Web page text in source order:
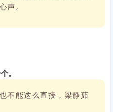
声。
。
不能这么直接，梁静茹